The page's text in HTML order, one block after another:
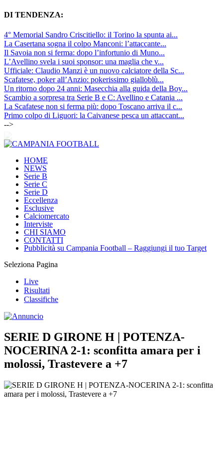
DI TENDENZA:
4° Memorial Sandro Criscitiello: il Torino la spunta ai...
La Casertana sogna il colpo Manconi: l’attaccante...
Il Savoia non si ferma: dopo l’infortunio di Muno...
L’Avellino svela i suoi sponsor: una maglia che v...
Ufficiale: Claudio Manzi è un nuovo calciatore della Sc...
Scafatese, poker all’Anzio: pokerissimo gialloblù...
Un ritorno dopo 24 anni: Masecchia alla guida della Boy...
Scambio a sorpresa tra Serie B e C: Avellino e Catania ...
La Scafatese non si ferma più: dopo Toscano arriva il c...
Primo colpo di Liguori: la Caivanese pesca un attaccant...
-->
NEWS
Serie B
Serie C
Serie D
Eccellenza
Esclusive
Calciomercato
Interviste
CHI SIAMO
CONTATTI
Pubblicità su Campania Football – Raggiungi il tuo Target
Risultati
Classifiche
SERIE D GIRONE H | POTENZA-
NOCERINA 2-1: sconfitta amara per i
molossi, Trastevere a +7